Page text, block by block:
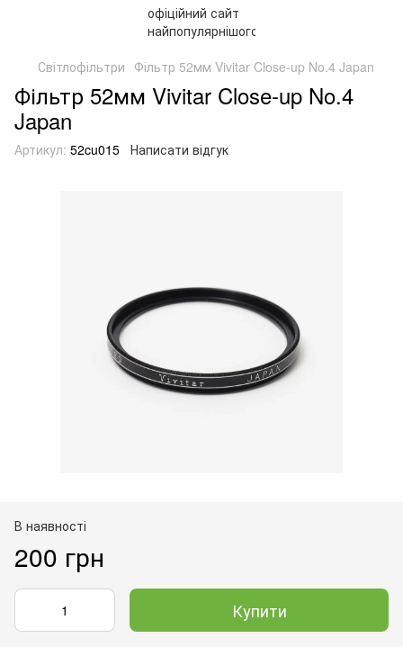
Світлофільтри Фільтр 52мм Vivitar Close-up No.4 Japan
Фільтр 52мм Vivitar Close-up No.4
Japan
Артикул: 52cu015 Написати відгук
В наявності
200 грн
Купити